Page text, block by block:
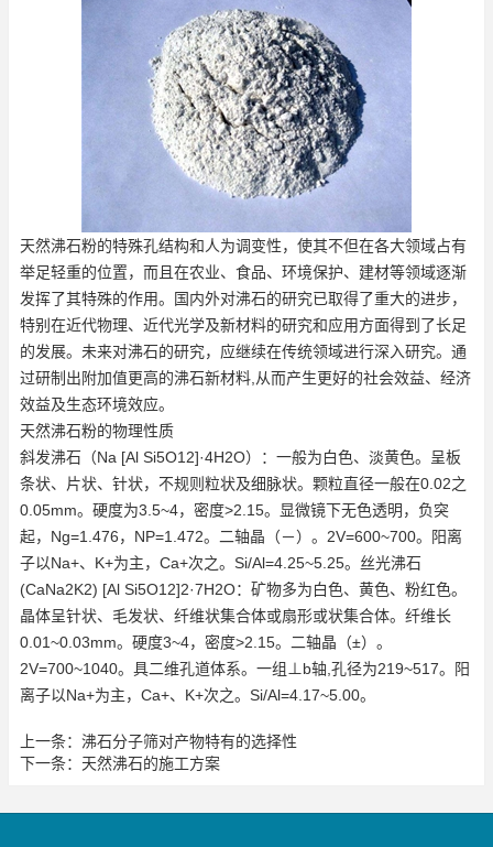
天然沸石粉的特殊孔结构和人为调变性，使其不但在各大领域占有
举足轻重的位置，而且在农业、食品、环境保护、建材等领域逐渐
发挥了其特殊的作用。国内外对沸石的研究已取得了重大的进步，
特别在近代物理、近代光学及新材料的研究和应用方面得到了长足
的发展。未来对沸石的研究，应继续在传统领域进行深入研究。通
过研制出附加值更高的沸石新材料,从而产生更好的社会效益、经济
效益及生态环境效应。
天然沸石粉的物理性质
斜发沸石（Na [Al Si5O12]·4H2O）：一般为白色、淡黄色。呈板
条状、片状、针状，不规则粒状及细脉状。颗粒直径一般在0.02之
0.05mm。硬度为3.5~4，密度>2.15。显微镜下无色透明，负突
起，Ng=1.476，NP=1.472。二轴晶（－）。2V=600~700。阳离
子以Na+、K+为主，Ca+次之。Si/Al=4.25~5.25。丝光沸石
(CaNa2K2) [Al Si5O12]2·7H2O：矿物多为白色、黄色、粉红色。
晶体呈针状、毛发状、纤维状集合体或扇形或状集合体。纤维长
0.01~0.03mm。硬度3~4，密度>2.15。二轴晶（±）。
2V=700~1040。具二维孔道体系。一组⊥b轴,孔径为219~517。阳
离子以Na+为主，Ca+、K+次之。Si/Al=4.17~5.00。
上一条： 沸石分子筛对产物特有的选择性
下一条： 天然沸石的施工方案